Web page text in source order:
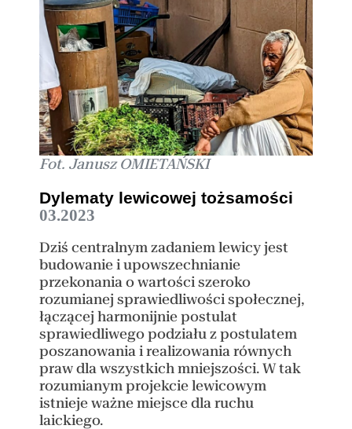
Fot. Janusz OMIETAŃSKI
Dylematy lewicowej tożsamości
03.2023
Dziś centralnym zadaniem lewicy jest
budowanie i upowszechnianie
przekonania o wartości szeroko
rozumianej sprawiedliwości społecznej,
łączącej harmonijnie postulat
sprawiedliwego podziału z postulatem
poszanowania i realizowania równych
praw dla wszystkich mniejszości. W tak
rozumianym projekcie lewicowym
istnieje ważne miejsce dla ruchu
laickiego.